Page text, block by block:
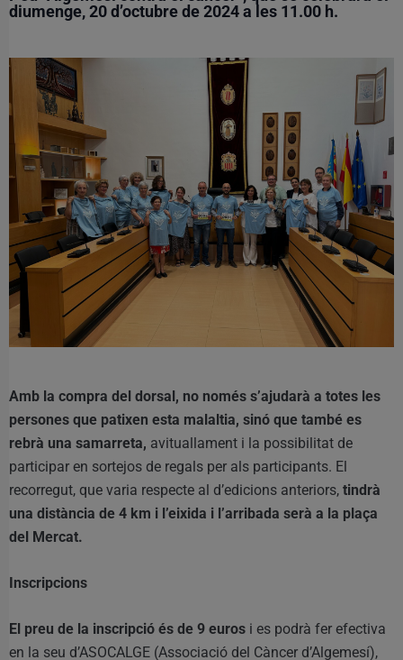
diumenge, 20 d’octubre de 2024 a les 11.00 h.
Amb la compra del dorsal, no només s’ajudarà a totes les
persones que patixen esta malaltia, sinó que també es
rebrà una samarreta, avituallament i la possibilitat de
participar en sortejos de regals per als participants. El
recorregut, que varia respecte al d’edicions anteriors, tindrà
una distància de 4 km i l’eixida i l’arribada serà a la plaça
del Mercat.
Inscripcions
El preu de la inscripció és de 9 euros i es podrà fer efectiva
en la seu d’ASOCALGE (Associació del Càncer d’Algemesí),